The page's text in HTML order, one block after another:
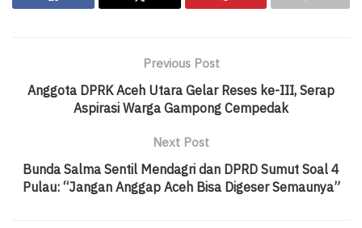
Previous Post
Anggota DPRK Aceh Utara Gelar Reses ke-III, Serap
Aspirasi Warga Gampong Cempedak
Next Post
Bunda Salma Sentil Mendagri dan DPRD Sumut Soal 4
Pulau: “Jangan Anggap Aceh Bisa Digeser Semaunya”